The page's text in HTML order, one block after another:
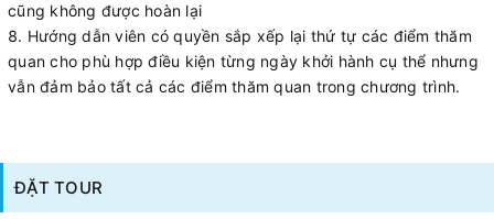
cũng không được hoàn lại
Hướng dẫn viên có quyền sắp xếp lại thứ tự các điểm thăm
quan cho phù hợp điều kiện từng ngày khởi hành cụ thể nhưng
vẫn đảm bảo tất cả các điểm thăm quan trong chương trình.
ĐẶT TOUR